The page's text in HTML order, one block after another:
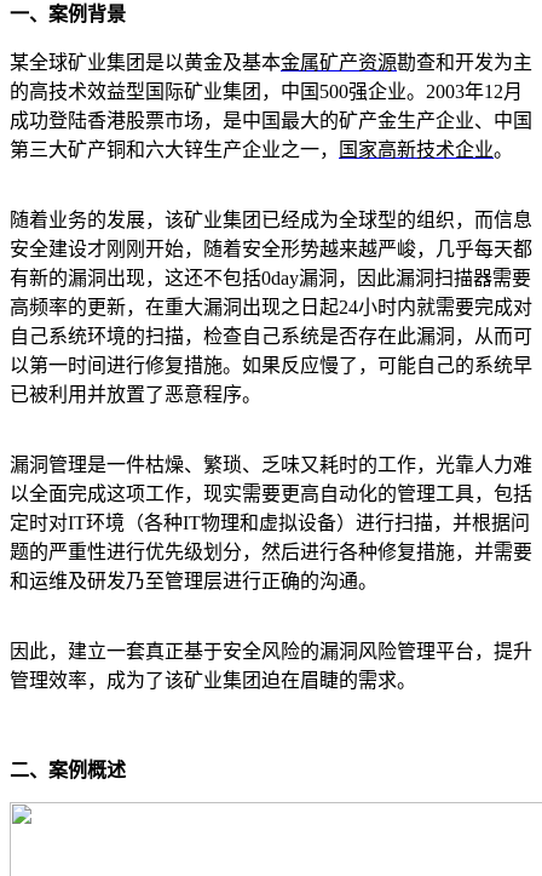
一、案例背景
某全球矿业集团是以黄金及基本金属矿产资源勘查和开发为主
的高技术效益型国际矿业集团，中国500强企业。2003年12月
成功登陆香港股票市场，是中国最大的矿产金生产企业、中国
第三大矿产铜和六大锌生产企业之一，
国家高新技术企业。
随着业务的发展，该矿业集团已经成为全球型的组织，而信息
安全建设才刚刚开始，随着安全形势越来越严峻，几乎每天都
有新的漏洞出现，这还不包括0day漏洞，因此漏洞扫描器需要
高频率的更新，在重大漏洞出现之日起24小时内就需要完成对
自己系统环境的扫描，检查自己系统是否存在此漏洞，从而可
以第一时间进行修复措施。如果反应慢了，可能自己的系统早
已被利用并放置了恶意程序。
漏洞管理是一件枯燥、繁琐、乏味又耗时的工作，光靠人力难
以全面完成这项工作，现实需要更高自动化的管理工具，包括
定时对IT环境（各种IT物理和虚拟设备）进行扫描，并根据问
题的严重性进行优先级划分，然后进行各种修复措施，并需要
和运维及研发乃至管理层进行正确的沟通。
因此，建立一套真正基于安全风险的漏洞风险管理平台，提升
管理效率，成为了该矿业集团迫在眉睫的需求。
二、案例概述